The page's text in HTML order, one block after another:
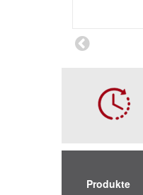
Produkte